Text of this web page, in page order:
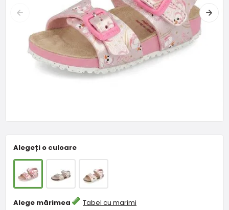
Alegeți o culoare
Alege mărimea Tabel cu marimi